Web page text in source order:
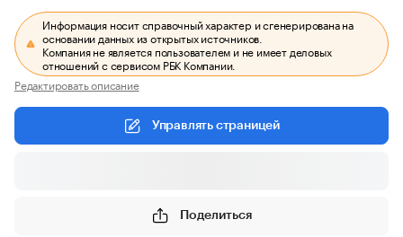
Информация носит справочный характер и сгенерирована на
основании данных из открытых источников.
Компания не является пользователем и не имеет деловых
отношений с сервисом РБК Компании.
Редактировать описание
Управлять страницей
Поделиться